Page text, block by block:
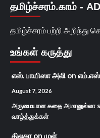
தமிழ்ச்சரம்.காம் -
தமிழ்ச்சரம் பற்றி அறிந்து
உங்கள் கருத்து
எஸ். பாயிஸா அலி on
August 7, 2026
அருமையான கதை அமானுல்லா
வாழ்த்துக்கள்
திலகா on முள்